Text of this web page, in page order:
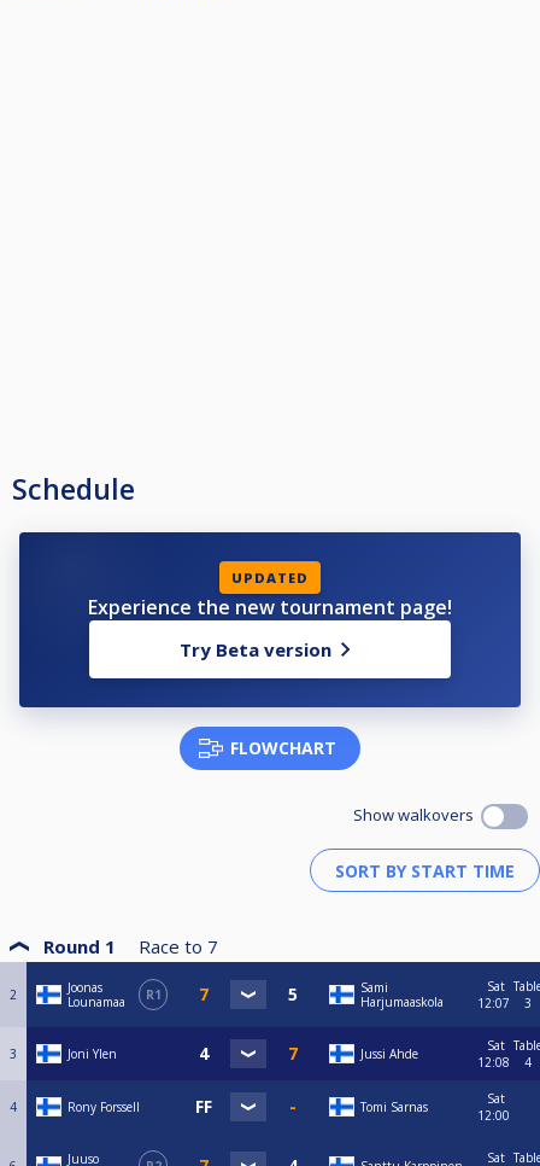
Schedule
UPDATED
Experience the new tournament page!
Try Beta version
FLOWCHART
Show walkovers
Round 1 Race to 7
2
Joonas
Lounamaa
R1
Sami
Harjumaaskola
Sat
12:07
3
3 Joni Ylen Jussi Ahde
Sat
12:08
4
4 Rony Forssell Tomi Sarnas
Sat
12:00
Juuso
Sat